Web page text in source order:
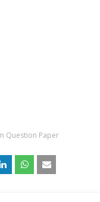
Question Paper